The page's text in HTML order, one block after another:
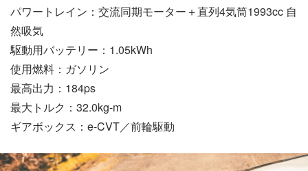
パワートレイン：交流同期モーター＋直列4気筒1993cc 自
然吸気
駆動用バッテリー：1.05kWh
使用燃料：ガソリン
最高出力：184ps
最大トルク：32.0kg-m
ギアボックス：e-CVT／前輪駆動